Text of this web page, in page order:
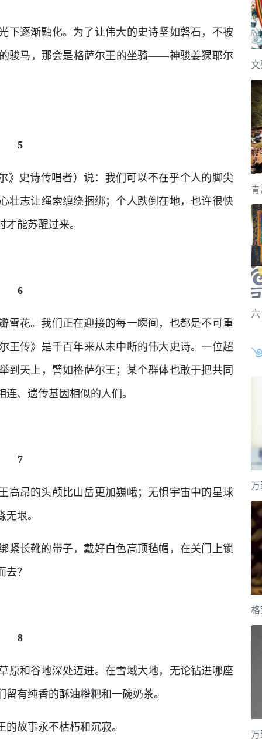
下逐渐融化。为了让伟大的史诗坚如磐石，不被
骏马，那会是格萨尔王的坐骑——神骏姜猓耶尔
5
》史诗传唱者）说：我们可以不在乎个人的脚尖
壮志让绳索缠绕捆绑；个人跌倒在地，也许很快
能苏醒过来。
6
雪花。我们正在迎接的每一瞬间，也都是不可重
王传》是千百年来从未中断的伟大史诗。一位超
到天上，譬如格萨尔王；某个群体也敢于把共同
、遗传基因相似的人们。
7
高昂的头颅比山岳更加巍峨；无惧宇宙中的星球
垠。
紧长靴的带子，戴好白色高顶毡帽，在关门上锁
？
8
原和谷地深处迈进。在雪域大地，无论钻进哪座
有纯香的酥油糌粑和一碗奶茶。
故事永不枯朽和沉寂。